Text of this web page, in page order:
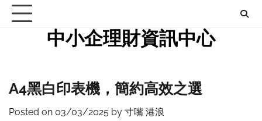
Skip
中小企理財資訊中心
A4黑白印表機，簡約高效之選
Posted on 03/03/2025 by 寸嘴 港浪